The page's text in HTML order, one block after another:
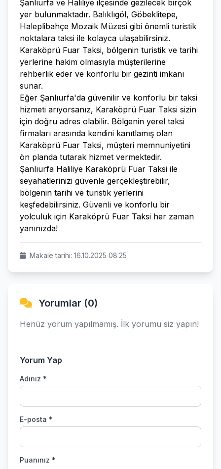
Şanlıurfa ve Haliliye ilçesinde gezilecek birçok
yer bulunmaktadır. Balıklıgöl, Göbeklitepe,
Haleplibahçe Mozaik Müzesi gibi önemli turistik
noktalara taksi ile kolayca ulaşabilirsiniz.
Karaköprü Fuar Taksi, bölgenin turistik ve tarihi
yerlerine hakim olmasıyla müşterilerine
rehberlik eder ve konforlu bir gezinti imkanı
sunar.
Eğer Şanlıurfa'da güvenilir ve konforlu bir taksi
hizmeti arıyorsanız, Karaköprü Fuar Taksi sizin
için doğru adres olabilir. Bölgenin yerel taksi
firmaları arasında kendini kanıtlamış olan
Karaköprü Fuar Taksi, müşteri memnuniyetini
ön planda tutarak hizmet vermektedir.
Şanlıurfa Haliliye Karaköprü Fuar Taksi ile
seyahatlerinizi güvenle gerçekleştirebilir,
bölgenin tarihi ve turistik yerlerini
keşfedebilirsiniz. Güvenli ve konforlu bir
yolculuk için Karaköprü Fuar Taksi her zaman
yanınızda!
Makale tarihi: 16.10.2025 08:25
Yorumlar (0)
Henüz yorum yapılmamış. İlk yorumu siz yapın!
Yorum Yap
Adınız *
E-posta *
Puanınız *